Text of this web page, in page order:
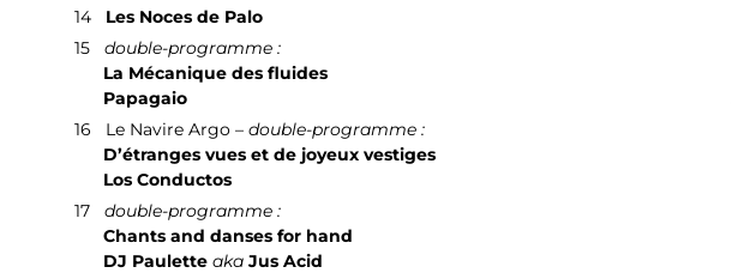
14 Les Noces de Palo
15double-programme :
La Mécanique des fluides
Papagaio
16 Le Navire Argo –double-programme :
D’étranges vues et de joyeux vestiges
Los Conductos
17double-programme :
Chants and danses for hand
DJ Pauletteaka Jus Acid